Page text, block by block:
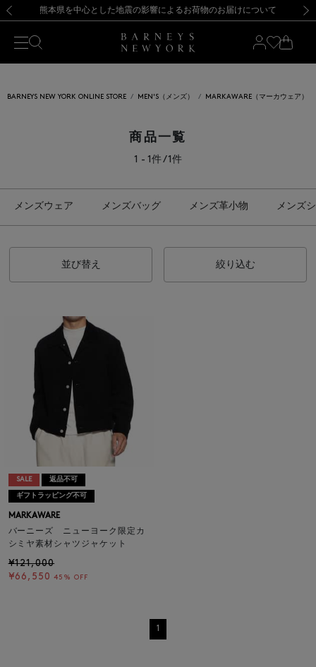
新規登録のお客様も対象！＜MY BARNEYS＞会員のお客様は11,000円（税込）以上のお買上げで常時送料無料！お買い物の際は会員登録を！
【夏季休業に伴う返品・交換承り一時停止のお知らせ】（2026.8.5）
熊本県を中心とした地震の影響によるお荷物のお届けについて
【開催中】SUMMER SALEのご案内・ご注意事項 新規登録のお客様も対象！＜MY BARNEYS＞会員のお客様は11,000円（税込）以上のお買上げで常時送料無料！お買い物の際は会員登録を！
【夏季休業に伴う返品・交換承り一時停止のお知らせ】（2026.8.5）
BARNEYS NEW YORK ONLINE STORE MEN'S（メンズ） MARKAWARE（マーカウェア）
商品一覧
1 - 1件 / 1件
メンズウェア メンズバッグ メンズ革小物 メンズ
並び替え 絞り込む
SALE 返品不可
ギフトラッピング不可
MARKAWARE
バーニーズ ニューヨーク限定カ
シミヤ素材シャツジャケット
¥121,000
¥66,550 45% OFF
1